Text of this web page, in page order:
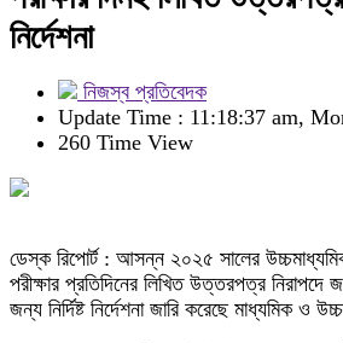
নির্দেশনা
নিজস্ব প্রতিবেদক
Update Time : 11:18:37 am,
260 Time View
ডেস্ক রিপোর্ট : আসন্ন ২০২৫ সালের
পরীক্ষার প্রতিদিনের লিখিত উত্তরপত্র নিরাপদে
জন্য নির্দিষ্ট নির্দেশনা জারি করেছে মাধ্যমিক ও